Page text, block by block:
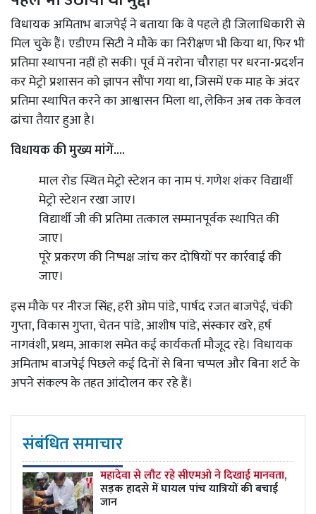
विधायक अमिताभ बाजपेई ने बताया कि वे पहले ही जिलाधिकारी से
मिल चुके हैं। एडीएम सिटी ने मौके का निरीक्षण भी किया था, फिर भी
प्रतिमा स्थापना नहीं हो सकी। पूर्व में नरोना चौराहा पर धरना-प्रदर्शन
कर मेट्रो प्रशासन को ज्ञापन सौंपा गया था, जिसमें एक माह के अंदर
प्रतिमा स्थापित करने का आश्वासन मिला था, लेकिन अब तक केवल
ढांचा तैयार हुआ है।
विधायक की मुख्य मांगें....
माल रोड स्थित मेट्रो स्टेशन का नाम पं. गणेश शंकर विद्यार्थी
मेट्रो स्टेशन रखा जाए।
विद्यार्थी जी की प्रतिमा तत्काल सम्मानपूर्वक स्थापित की
जाए।
पूरे प्रकरण की निष्पक्ष जांच कर दोषियों पर कार्रवाई की
जाए।
इस मौके पर नीरज सिंह, हरी ओम पांडे, पार्षद रजत बाजपेई, चंकी
गुप्ता, विकास गुप्ता, चेतन पांडे, आशीष पांडे, संस्कार खरे, हर्ष
नागवंशी, प्रथम, आकाश समेत कई कार्यकर्ता मौजूद रहे। विधायक
अमिताभ बाजपेई पिछले कई दिनों से बिना चप्पल और बिना शर्ट के
अपने संकल्प के तहत आंदोलन कर रहे हैं।
संबंधित समाचार
महादेवा से लौट रहे सीएमओ ने दिखाई मानवता,
सड़क हादसे में घायल पांच यात्रियों की बचाई
जान